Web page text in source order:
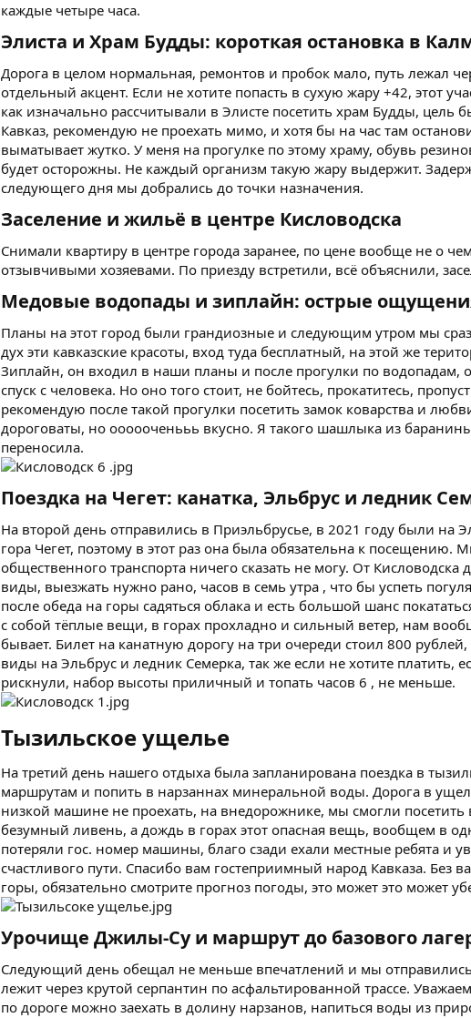
каждые четыре часа.
Элиста и Храм Будды: короткая остановка в
Дорога в целом нормальная, ремонтов и пробок мало, путь лежал
отдельный акцент. Если не хотите попасть в сухую жару +42, этот
как изначально рассчитывали в Элисте посетить храм Будды, цель
Кавказ, рекомендую не проехать мимо, и хотя бы на час там
выматывает жутко. У меня на прогулке по этому храму, обувь
будет осторожны. Не каждый организм такую жару выдержит.
следующего дня мы добрались до точки назначения.
Заселение и жильё в центре Кисловодска​
Снимали квартиру в центре города заранее, по цене вообще не о
отзывчивыми хозяевами. По приезду встретили, всё объяснили,
Медовые водопады и зиплайн: острые
Планы на этот город были грандиозные и следующим утром мы
дух эти кавказские красоты, вход туда бесплатный, на этой же
Зиплайн, он входил в наши планы и после прогулки по водопадам,
спуск с человека. Но оно того стоит, не бойтесь, прокатитесь,
рекомендую после такой прогулки посетить замок коварства и
дороговаты, но оооооченььь вкусно. Я такого шашлыка из
переносила.
Поездка на Чегет: канатка, Эльбрус и ледник
На второй день отправились в Приэльбрусье, в 2021 году были на
гора Чегет, поэтому в этот раз она была обязательна к
общественного транспорта ничего сказать не могу. От
виды, выезжать нужно рано, часов в семь утра , что бы успеть
после обеда на горы садяться облака и есть большой шанс
с собой тёплые вещи, в горах прохладно и сильный ветер, нам
бывает. Билет на канатную дорогу на три очереди стоил 800
виды на Эльбрус и ледник Семерка, так же если не хотите
рискнули, набор высоты приличный и топать часов 6 , не меньше.
Тызильское ущелье​
На третий день нашего отдыха была запланирована поездка в
маршрутам и попить в нарзаннах минеральной воды. Дорога в
низкой машине не проехать, на внедорожнике, мы смогли
безумный ливень, а дождь в горах этот опасная вещь, вообщем в
потеряли гос. номер машины, благо сзади ехали местные ребята и
счастливого пути. Спасибо вам гостеприимный народ Кавказа. Без
горы, обязательно смотрите прогноз погоды, это может это может
Урочище Джилы-Су и маршрут до базового
Следующий день обещал не меньше впечатлений и мы
лежит через крутой серпантин по асфальтированной трассе.
по дороге можно заехать в долину нарзанов, напиться воды из